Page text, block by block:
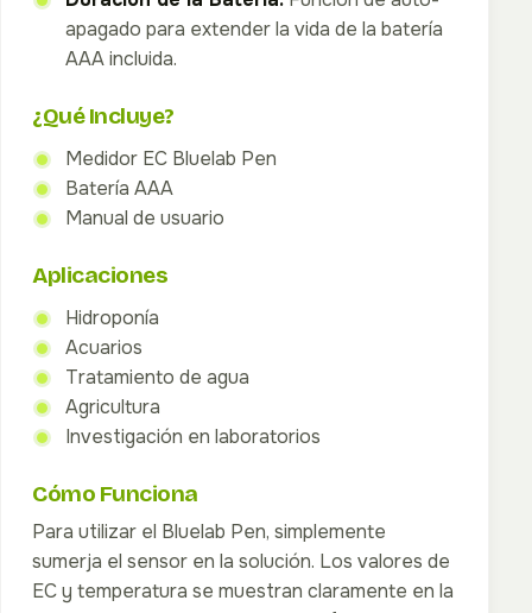
apagado para extender la vida de la batería
AAA incluida.
¿Qué Incluye?
Medidor EC Bluelab Pen
Batería AAA
Manual de usuario
Aplicaciones
Hidroponía
Acuarios
Tratamiento de agua
Agricultura
Investigación en laboratorios
Cómo Funciona
Para utilizar el Bluelab Pen, simplemente
sumerja el sensor en la solución. Los valores de
EC y temperatura se muestran claramente en la